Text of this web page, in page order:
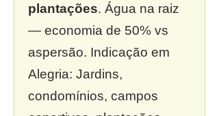
plantações. Água na raiz
— economia de 50% vs
aspersão. Indicação em
Alegria: Jardins,
condomínios, campos